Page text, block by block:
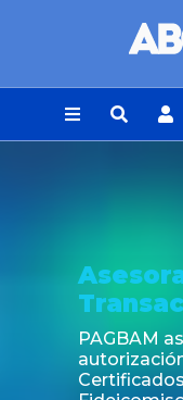
Noticia
Fin de la
laborales